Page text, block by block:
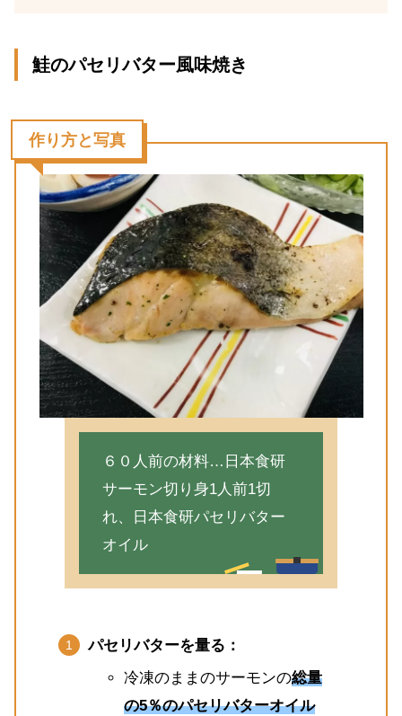
鮭のパセリバター風味焼き
作り方と写真
６０人前の材料…日本食研
サーモン切り身1人前1切
れ、日本食研パセリバター
オイル
パセリバターを量る：
冷凍のままのサーモンの総量
の5％のパセリバターオイル